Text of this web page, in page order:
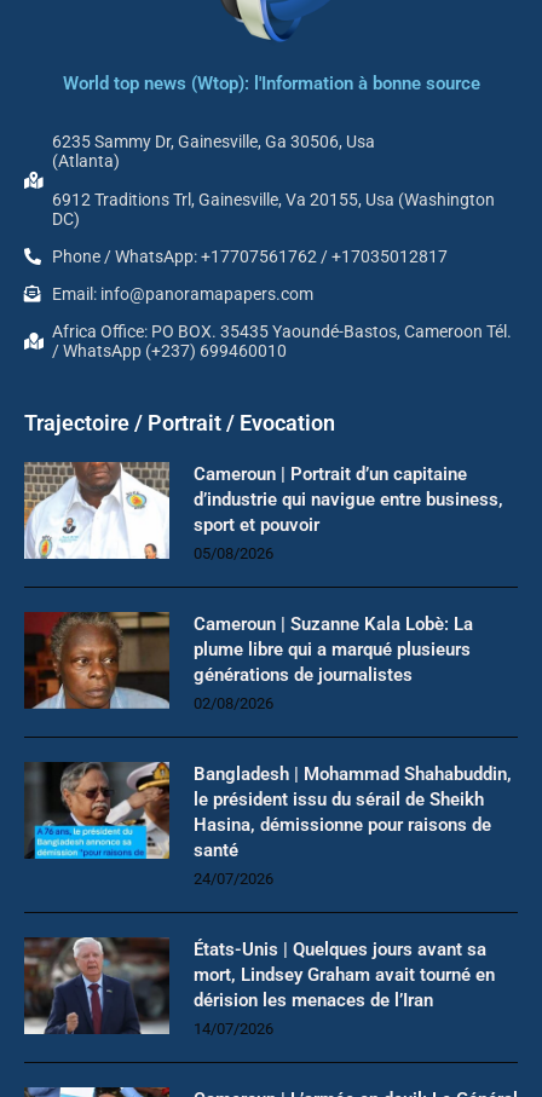
World top news (Wtop): l'Information à bonne source
6235 Sammy Dr, Gainesville, Ga 30506, Usa
(Atlanta)
6912 Traditions Trl, Gainesville, Va 20155, Usa (Washington
DC)
Phone / WhatsApp: +17707561762 / +17035012817
Email: info@panoramapapers.com
Africa Office: PO BOX. 35435 Yaoundé-Bastos, Cameroon Tél.
/ WhatsApp (+237) 699460010
Trajectoire / Portrait / Evocation
Cameroun | Portrait d’un capitaine
d’industrie qui navigue entre business,
sport et pouvoir
05/08/2026
Cameroun | Suzanne Kala Lobè: La
plume libre qui a marqué plusieurs
générations de journalistes
02/08/2026
Bangladesh | Mohammad Shahabuddin,
le président issu du sérail de Sheikh
Hasina, démissionne pour raisons de
santé
24/07/2026
États-Unis | Quelques jours avant sa
mort, Lindsey Graham avait tourné en
dérision les menaces de l’Iran
14/07/2026